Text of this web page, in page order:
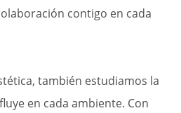
contigo en cada
también estudiamos la
en cada ambiente. Con